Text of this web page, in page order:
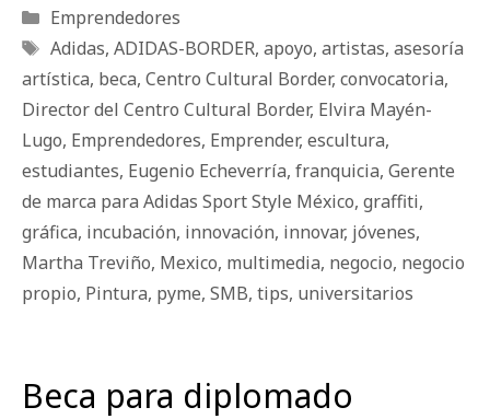
Categorías
Emprendedores
Etiquetas
Adidas, ADIDAS-BORDER, apoyo, artistas, asesoría
artística, beca, Centro Cultural Border, convocatoria,
Director del Centro Cultural Border, Elvira Mayén-
Lugo, Emprendedores, Emprender, escultura,
estudiantes, Eugenio Echeverría, franquicia, Gerente
de marca para Adidas Sport Style México, graffiti,
gráfica, incubación, innovación, innovar, jóvenes,
Martha Treviño, Mexico, multimedia, negocio, negocio
propio, Pintura, pyme, SMB, tips, universitarios
Beca para diplomado